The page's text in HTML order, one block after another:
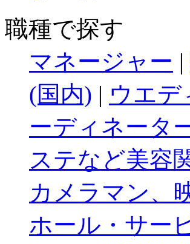
職種で探す
マネージャー |
(国内) | ウエデ
ーディネータ
ステなど美容
カメラマン、
ホール・サー